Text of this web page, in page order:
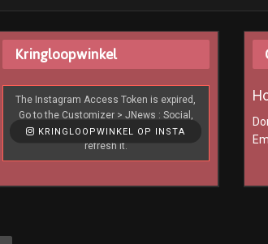
Kringloopwinkel
KRINGLOOPWINKEL OP INSTA
The Instagram Access Token is expired,
Go to the Customizer > JNews : Social,
Like & View > Instagram Feed Setting, to
refresh it.